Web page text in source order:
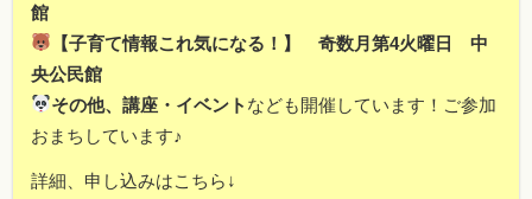
館
【子育て情報これ気になる！】 奇数月第4火曜日 中
央公民館
その他、講座・イベント なども開催しています！ご参加
おまちしています♪
詳細、申し込みはこちら↓